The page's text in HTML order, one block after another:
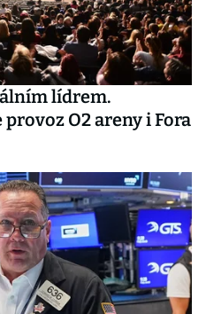
lídrem.
O2 areny i Fora